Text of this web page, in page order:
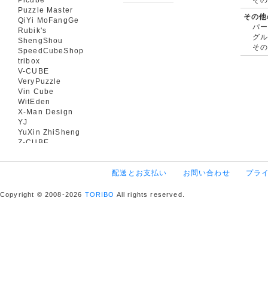
Puzzle Master
QiYi MoFangGe
Rubik's
ShengShou
SpeedCubeShop
tribox
V-CUBE
VeryPuzzle
Vin Cube
WitEden
X-Man Design
YJ
YuXin ZhiSheng
Z-CUBE
その
パ
グ
そ
配送とお支払い お問い合わせ プラ
Copyright © 2008-2026 TORIBO All rights reserved.